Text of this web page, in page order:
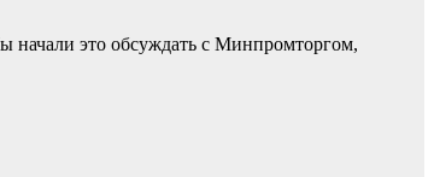
начали это обсуждать с Минпромторгом,